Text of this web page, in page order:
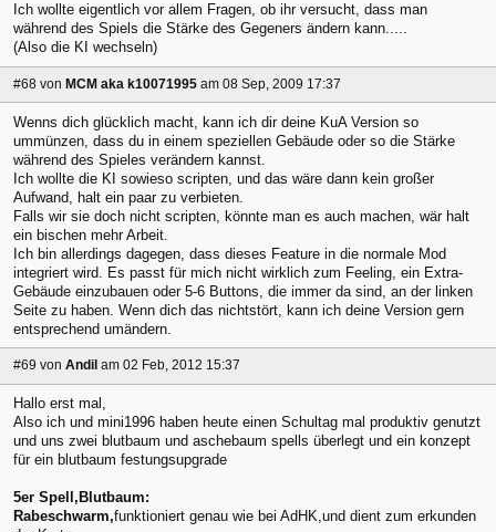
Ich wollte eigentlich vor allem Fragen, ob ihr versucht, dass man
während des Spiels die Stärke des Gegeners ändern kann.....
(Also die KI wechseln)
#68 von MCM aka k10071995 am 08 Sep, 2009 17:37
Wenns dich glücklich macht, kann ich dir deine KuA Version so
ummünzen, dass du in einem speziellen Gebäude oder so die Stärke
während des Spieles verändern kannst.
Ich wollte die KI sowieso scripten, und das wäre dann kein großer
Aufwand, halt ein paar zu verbieten.
Falls wir sie doch nicht scripten, könnte man es auch machen, wär halt
ein bischen mehr Arbeit.
Ich bin allerdings dagegen, dass dieses Feature in die normale Mod
integriert wird. Es passt für mich nicht wirklich zum Feeling, ein Extra-
Gebäude einzubauen oder 5-6 Buttons, die immer da sind, an der linken
Seite zu haben. Wenn dich das nichtstört, kann ich deine Version gern
entsprechend umändern.
#69 von Andil am 02 Feb, 2012 15:37
Hallo erst mal,
Also ich und mini1996 haben heute einen Schultag mal produktiv genutzt
und uns zwei blutbaum und aschebaum spells überlegt und ein konzept
für ein blutbaum festungsupgrade
5er Spell,Blutbaum:
Rabeschwarm,funktioniert genau wie bei AdHK,und dient zum erkunden